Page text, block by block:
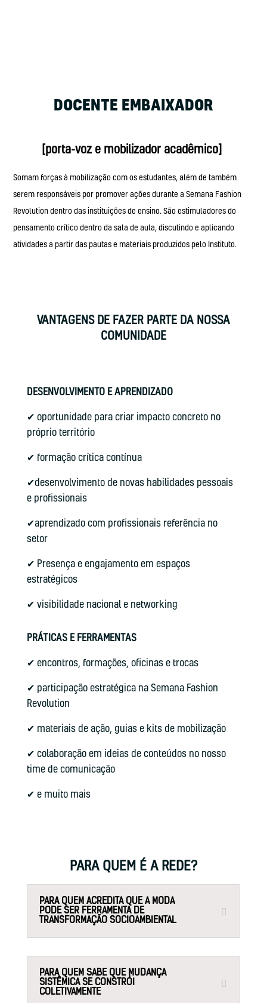
DOCENTE EMBAIXADOR
[porta-voz e mobilizador acadêmico]
Somam forças à mobilização com os estudantes, além de também
serem responsáveis por promover ações durante a Semana Fashion
Revolution dentro das instituições de ensino. São estimuladores do
pensamento crítico dentro da sala de aula, discutindo e aplicando
atividades a partir das pautas e materiais produzidos pelo Instituto.
VANTAGENS DE FAZER PARTE DA NOSSA
COMUNIDADE
DESENVOLVIMENTO E APRENDIZADO
✔ oportunidade para criar impacto concreto no
próprio território
✔ formação crítica contínua
✔desenvolvimento de novas habilidades pessoais
e profissionais
✔aprendizado com profissionais referência no
setor
✔ Presença e engajamento em espaços
estratégicos
✔ visibilidade nacional e networking
PRÁTICAS E FERRAMENTAS
✔ encontros, formações, oficinas e trocas
✔ participação estratégica na Semana Fashion
Revolution
✔ materiais de ação, guias e kits de mobilização
✔ colaboração em ideias de conteúdos no nosso
time de comunicação
✔ e muito mais
PARA QUEM É A REDE?
PARA QUEM ACREDITA QUE A MODA
PODE SER FERRAMENTA DE
TRANSFORMAÇÃO SOCIOAMBIENTAL
PARA QUEM SABE QUE MUDANÇA
SISTÊMICA SE CONSTRÓI
COLETIVAMENTE